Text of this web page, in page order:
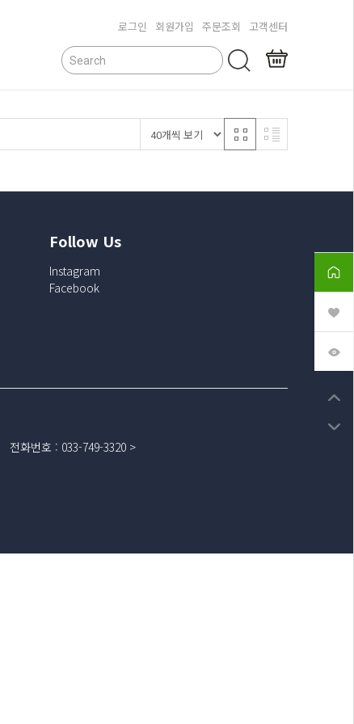
로그인 회원가입 주문조회 고객센터
Follow Us
Instagram
Facebook
전화번호 : 033-749-3320